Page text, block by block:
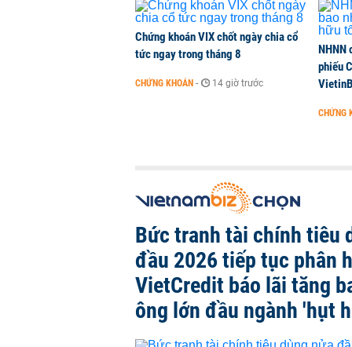
Chứng khoán VIX chốt ngày chia cổ
tức ngay trong tháng 8
CHỨNG KHOÁN - 14 giờ trước
NHNN
phiếu
CHỨNG
Bức tranh tài chính tiêu
đầu 2026 tiếp tục phân
VietCredit báo lãi tăng
ông lớn đầu ngành 'hụt